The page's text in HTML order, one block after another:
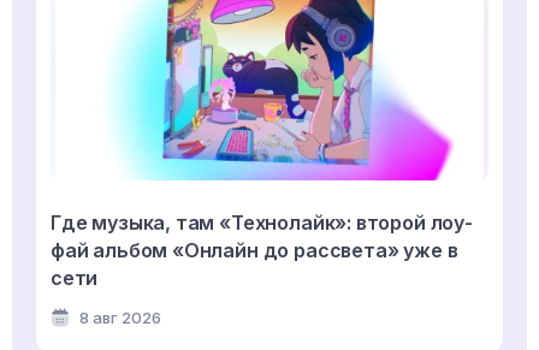
Где музыка, там «Технолайк»: второй лоу-
фай альбом «Онлайн до рассвета» уже в
сети
8 авг 2026